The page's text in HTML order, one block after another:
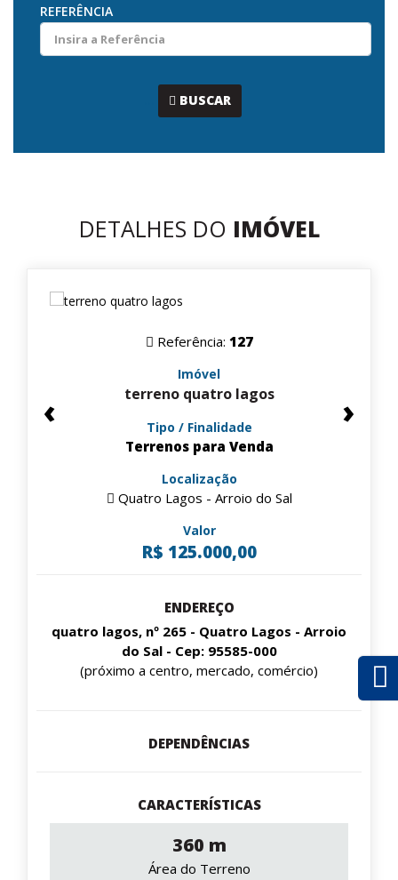
REFERÊNCIA
BUSCAR
DETALHES DO IMÓVEL
‹ ›
Referência: 127
Imóvel
terreno quatro lagos
Tipo / Finalidade
Terrenos para Venda
Localização
Quatro Lagos - Arroio do Sal
Valor
R$ 125.000,00
ENDEREÇO
quatro lagos, nº 265 - Quatro Lagos - Arroio
do Sal - Cep: 95585-000
(próximo a centro, mercado, comércio)
DEPENDÊNCIAS
CARACTERÍSTICAS
360 m
Área do Terreno